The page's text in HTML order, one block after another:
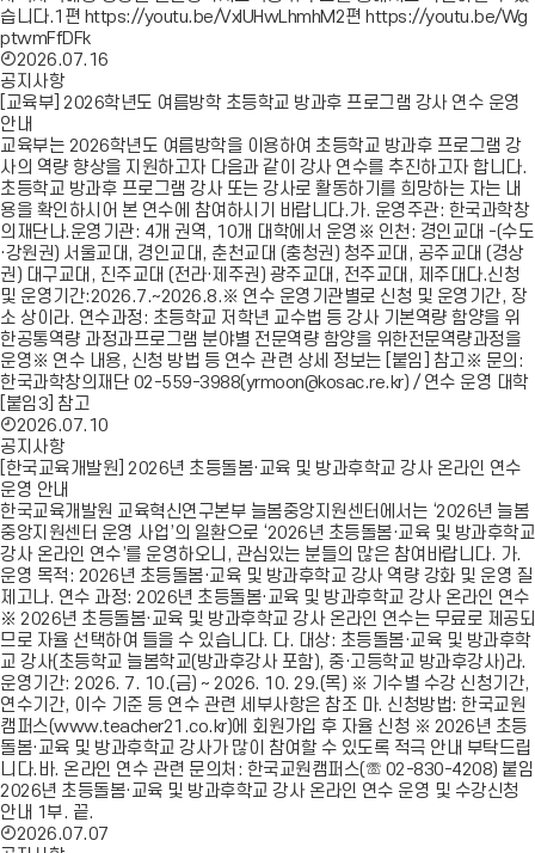
습니다.1편 https://youtu.be/VxIUHwLhmhM2편 https://youtu.be/Wg
ptwmFfDFk
2026.07.16
공지사항
[교육부] 2026학년도 여름방학 초등학교 방과후 프로그램 강사 연수 운영
안내
교육부는 2026학년도 여름방학을 이용하여 초등학교 방과후 프로그램 강
사의 역량 향상을 지원하고자 다음과 같이 강사 연수를 추진하고자 합니다.
초등학교 방과후 프로그램 강사 또는 강사로 활동하기를 희망하는 자는 내
용을 확인하시어 본 연수에 참여하시기 바랍니다.가. 운영주관: 한국과학창
의재단나.운영기관: 4개 권역, 10개 대학에서 운영※ 인천: 경인교대 -(수도
·강원권) 서울교대, 경인교대, 춘천교대 (충청권) 청주교대, 공주교대 (경상
권) 대구교대, 진주교대 (전라·제주권) 광주교대, 전주교대, 제주대다.신청
및 운영기간:2026.7.~2026.8.※ 연수 운영기관별로 신청 및 운영기간, 장
소 상이라. 연수과정: 초등학교 저학년 교수법 등 강사 기본역량 함양을 위
한공통역량 과정과프로그램 분야별 전문역량 함양을 위한전문역량과정을
운영※ 연수 내용, 신청 방법 등 연수 관련 상세 정보는 [붙임] 참고※ 문의:
한국과학창의재단 02-559-3988(yrmoon@kosac.re.kr) / 연수 운영 대학
[붙임3] 참고
2026.07.10
공지사항
[한국교육개발원] 2026년 초등돌봄·교육 및 방과후학교 강사 온라인 연수
운영 안내
한국교육개발원 교육혁신연구본부 늘봄중앙지원센터에서는 ‘2026년 늘봄
중앙지원센터 운영 사업’의 일환으로 ‘2026년 초등돌봄·교육 및 방과후학교
강사 온라인 연수’를 운영하오니, 관심있는 분들의 많은 참여바랍니다. 가.
운영 목적: 2026년 초등돌봄·교육 및 방과후학교 강사 역량 강화 및 운영 질
제고나. 연수 과정: 2026년 초등돌봄·교육 및 방과후학교 강사 온라인 연수
※ 2026년 초등돌봄·교육 및 방과후학교 강사 온라인 연수는 무료로 제공되
므로 자율 선택하여 들을 수 있습니다. 다. 대상: 초등돌봄·교육 및 방과후학
교 강사(초등학교 늘봄학교(방과후강사 포함), 중·고등학교 방과후강사)라.
운영기간: 2026. 7. 10.(금) ~ 2026. 10. 29.(목) ※ 기수별 수강 신청기간,
연수기간, 이수 기준 등 연수 관련 세부사항은 참조 마. 신청방법: 한국교원
캠퍼스(www.teacher21.co.kr)에 회원가입 후 자율 신청 ※ 2026년 초등
돌봄·교육 및 방과후학교 강사가 많이 참여할 수 있도록 적극 안내 부탁드립
니다.바. 온라인 연수 관련 문의처: 한국교원캠퍼스(☏ 02-830-4208) 붙임
2026년 초등돌봄·교육 및 방과후학교 강사 온라인 연수 운영 및 수강신청
안내 1부. 끝.
2026.07.07